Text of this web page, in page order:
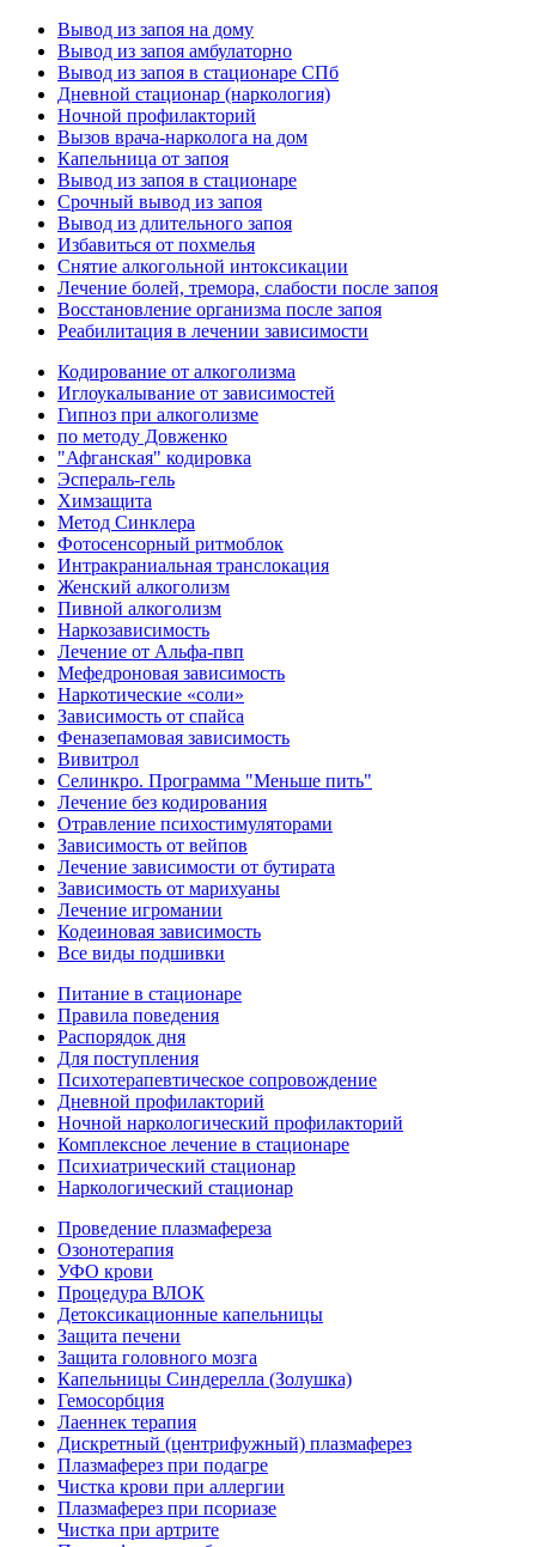
Вывод из запоя на дому
Вывод из запоя амбулаторно
Вывод из запоя в стационаре СПб
Дневной стационар (наркология)
Ночной профилакторий
Вызов врача-нарколога на дом
Капельница от запоя
Вывод из запоя в стационаре
Срочный вывод из запоя
Вывод из длительного запоя
Избавиться от похмелья
Снятие алкогольной интоксикации
Лечение болей, тремора, слабости после запоя
Восстановление организма после запоя
Реабилитация в лечении зависимости
Кодирование от алкоголизма
Иглоукалывание от зависимостей
Гипноз при алкоголизме
по методу Довженко
"Афганская" кодировка
Эспераль-гель
Химзащита
Метод Синклера
Фотосенсорный ритмоблок
Интракраниальная транслокация
Женский алкоголизм
Пивной алкоголизм
Наркозависимость
Лечение от Альфа-пвп
Мефедроновая зависимость
Наркотические «соли»
Зависимость от спайса
Феназепамовая зависимость
Вивитрол
Селинкро. Программа "Меньше пить"
Лечение без кодирования
Отравление психостимуляторами
Зависимость от вейпов
Лечение зависимости от бутирата
Зависимость от марихуаны
Лечение игромании
Кодеиновая зависимость
Все виды подшивки
Питание в стационаре
Правила поведения
Распорядок дня
Для поступления
Психотерапевтическое сопровождение
Дневной профилакторий
Ночной наркологический профилакторий
Комплексное лечение в стационаре
Психиатрический стационар
Наркологический стационар
Проведение плазмафереза
Озонотерапия
УФО крови
Процедура ВЛОК
Детоксикационные капельницы
Защита печени
Защита головного мозга
Капельницы Синдерелла (Золушка)
Гемосорбция
Лаеннек терапия
Дискретный (центрифужный) плазмаферез
Плазмаферез при подагре
Чистка крови при аллергии
Плазмаферез при псориазе
Чистка при артрите